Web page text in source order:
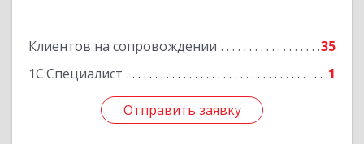
Клиентов на сопровождении
35
1С:Специалист
1
Отправить заявку
Подробнее
Отправить заявку